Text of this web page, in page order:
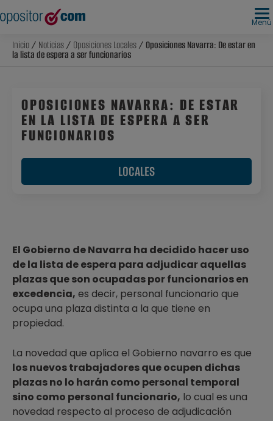
Menú
Inicio/ Noticias/ Oposiciones Locales/ Oposiciones Navarra: De estar en
la lista de espera a ser funcionarios
OPOSICIONES NAVARRA: DE ESTAR
EN LA LISTA DE ESPERA A SER
FUNCIONARIOS
LOCALES
El Gobierno de Navarra ha decidido hacer uso
de la lista de espera para adjudicar aquellas
plazas que son ocupadas por funcionarios en
excedencia, es decir, personal funcionario que
ocupa una plaza distinta a la que tiene en
propiedad.
La novedad que aplica el Gobierno navarro es que
los nuevos trabajadores que ocupen dichas
plazas no lo harán como personal temporal
sino como personal funcionario, lo cual es una
novedad respecto al proceso de adjudicación